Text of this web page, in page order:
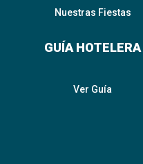
Nuestras Fiestas
GUÍA HOTELERA
Ver Guía